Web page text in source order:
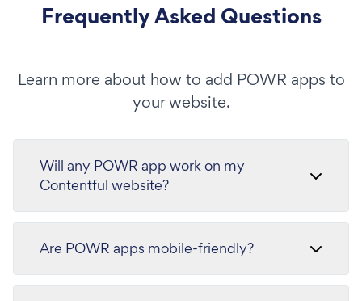
Frequently Asked Questions
Learn more about how to add POWR apps to
your website.
Will any POWR app work on my
Contentful website?
Are POWR apps mobile-friendly?